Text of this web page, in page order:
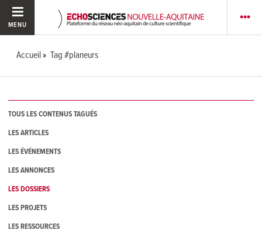
MENU
Accueil Tag #planeurs
TOUS LES CONTENUS TAGUÉS
LES ARTICLES
LES ÉVÉNEMENTS
LES ANNONCES
LES DOSSIERS
LES PROJETS
LES RESSOURCES